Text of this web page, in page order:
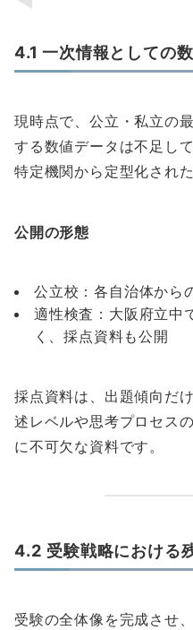
4.1 一次情報としての
現時点で、公立・私立の
する数値データは不足し
特定機関から定型化され
公開の形態
公立校：各自治体から
適性検査：大阪府立中
く、採点資料も公開
採点資料は、出題傾向だ
述レベルや思考プロセス
に不可欠な資料です。
4.2 受験戦略における
受験の全体像を完成させ